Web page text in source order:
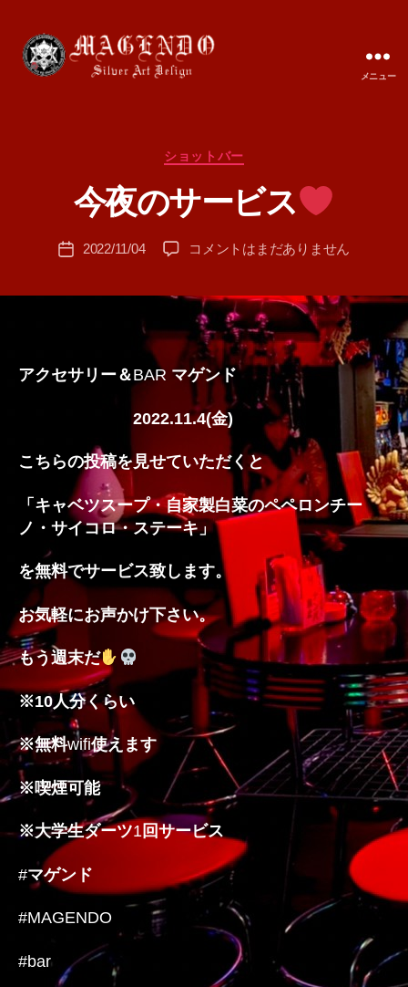
メニュー
カ
ショットバー
今夜のサービス
作
成
者
T
A
投
2022/11/04
今
ー
ス
へ
の
コメントはまだありません
アクセサリー＆BAR マゲンド
2022.11.4(金)
こちらの投稿を見せていただくと
「キャベツスープ・自家製白菜のペペロンチー
ノ・サイコロ・ステーキ」
を無料でサービス致します。
お気軽にお声かけ下さい。
もう週末だ
※10人分くらい
※無料wifi使えます
※喫煙可能
※大学生ダーツ1回サービス
#マゲンド
#MAGENDO
#bar